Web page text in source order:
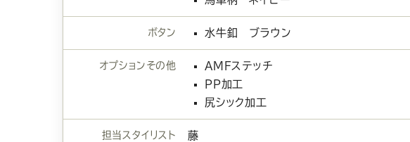
ボタン 水牛釦 ブラウン
オプションその他
AMFステッチ
PP加工
尻シック加工
担当スタイリスト 藤